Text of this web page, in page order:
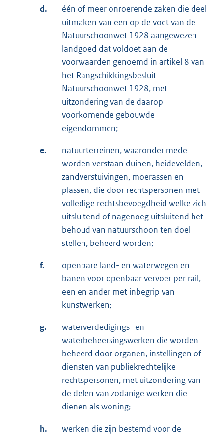
d.
één of meer onroerende zaken die deel
uitmaken van een op de voet van de
Natuurschoonwet 1928 aangewezen
landgoed dat voldoet aan de
voorwaarden genoemd in artikel 8 van
het Rangschikkingsbesluit
Natuurschoonwet 1928, met
uitzondering van de daarop
voorkomende gebouwde
eigendommen;
e.
natuurterreinen, waaronder mede
worden verstaan duinen, heidevelden,
zandverstuivingen, moerassen en
plassen, die door rechtspersonen met
volledige rechtsbevoegdheid welke zich
uitsluitend of nagenoeg uitsluitend het
behoud van natuurschoon ten doel
stellen, beheerd worden;
f.
openbare land- en waterwegen en
banen voor openbaar vervoer per rail,
een en ander met inbegrip van
kunstwerken;
g.
waterverdedigings- en
waterbeheersingswerken die worden
beheerd door organen, instellingen of
diensten van publiekrechtelijke
rechtspersonen, met uitzondering van
de delen van zodanige werken die
dienen als woning;
h.
werken die zijn bestemd voor de